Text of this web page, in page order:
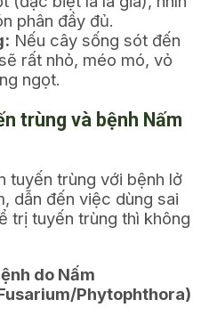
phân đầy đủ.
Nếu cây sống sót đến
rất nhỏ, méo mó, vỏ
ngọt.
trùng và bệnh Nấm
tuyến trùng với bệnh lở
dẫn đến việc dùng sai
trị tuyến trùng thì không
do Nấm
Phytophthora)